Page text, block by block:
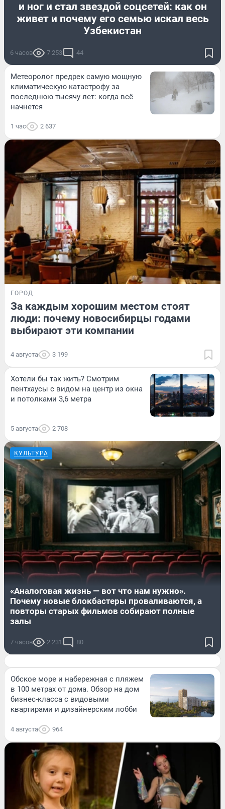
и ног и стал звездой соцсетей: как он
живет и почему его семью искал весь
Узбекистан
6 часов 7 253 44
Метеоролог предрек самую мощную
климатическую катастрофу за
последнюю тысячу лет: когда всё
начнется
1 час 2 637
ГОРОД
За каждым хорошим местом стоят
люди: почему новосибирцы годами
выбирают эти компании
4 августа 3 199
Хотели бы так жить? Смотрим
пентхаусы с видом на центр из окна
и потолками 3,6 метра
5 августа 2 708
КУЛЬТУРА
«Аналоговая жизнь — вот что нам нужно».
Почему новые блокбастеры проваливаются, а
повторы старых фильмов собирают полные
залы
7 часов 2 231 80
Обское море и набережная с пляжем
в 100 метрах от дома. Обзор на дом
бизнес-класса с видовыми
квартирами и дизайнерским лобби
4 августа 964